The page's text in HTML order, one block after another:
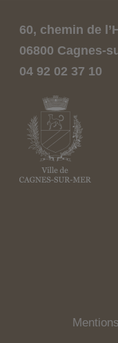
60, chemin de
06800 Cagnes-
04 92 02 37 10